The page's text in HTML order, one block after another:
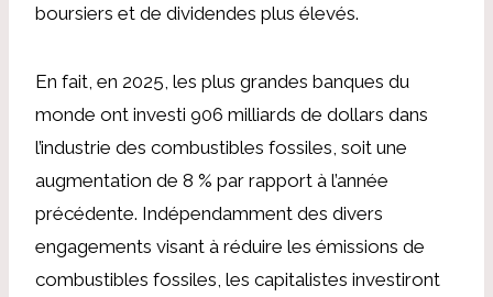
boursiers et de dividendes plus élevés.
En fait, en 2025, les plus grandes banques du
monde ont investi 906 milliards de dollars dans
l’industrie des combustibles fossiles, soit une
augmentation de 8 % par rapport à l’année
précédente. Indépendamment des divers
engagements visant à réduire les émissions de
combustibles fossiles, les capitalistes investiront